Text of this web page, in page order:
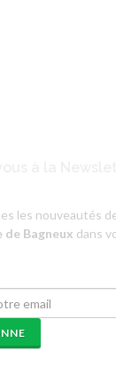
les nouveautés
Bagneux dans